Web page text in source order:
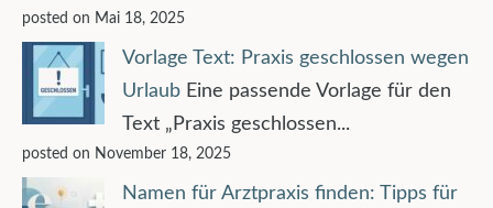
posted on Mai 18, 2025
Vorlage Text: Praxis geschlossen wegen
Urlaub Eine passende Vorlage für den
Text „Praxis geschlossen...
posted on November 18, 2025
Namen für Arztpraxis finden: Tipps für